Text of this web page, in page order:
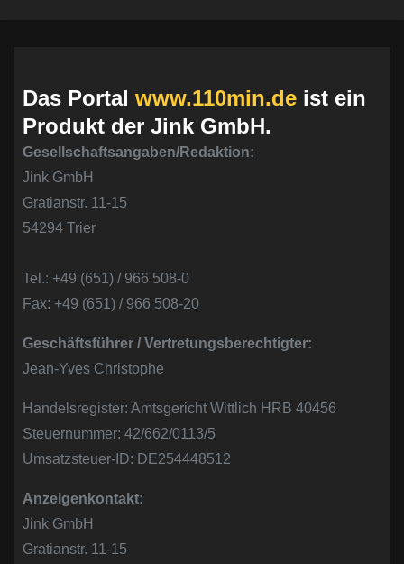
Das Portal www.110min.de ist ein
Produkt der Jink GmbH.
Gesellschaftsangaben/Redaktion:
Jink GmbH
Gratianstr. 11-15
54294 Trier
Tel.: +49 (651) / 966 508-0
Fax: +49 (651) / 966 508-20
Geschäftsführer / Vertretungsberechtigter:
Jean-Yves Christophe
Handelsregister: Amtsgericht Wittlich HRB 40456
Steuernummer: 42/662/0113/5
Umsatzsteuer-ID: DE254448512
Anzeigenkontakt:
Jink GmbH
Gratianstr. 11-15